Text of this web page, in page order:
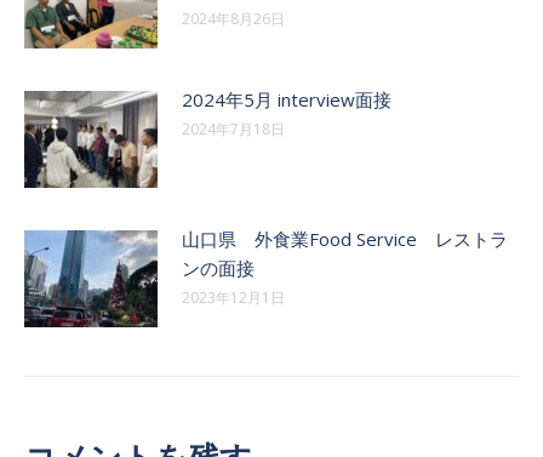
2024年8月26日
2024年5月 interview面接
2024年7月18日
山口県 外食業Food Service レストラ
ンの面接
2023年12月1日